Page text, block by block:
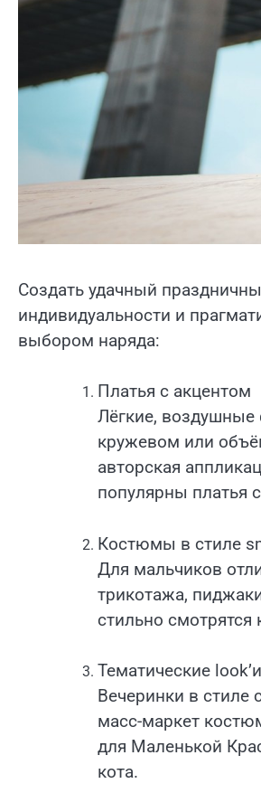
Создать удачный
индивидуальности и
выбором наряда:
Платья с акцентом
Лёгкие,
кружевом или
авторская
популярны платья
Костюмы в стиле
Для мальчиков
трикотажа,
стильно
Тематические look’и
Вечеринки в стиле
масс-маркет
для Маленькой
кота.